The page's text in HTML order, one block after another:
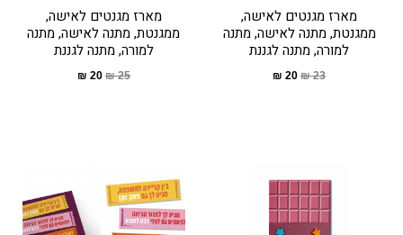
מארז מגנטים לאישה,
ממגנטת, מתנה לאישה, מתנה
למורה, מתנה לגננת
23
₪
20
₪
מארז מגנטים לאישה,
ממגנטת, מתנה לאישה, מתנה
למורה, מתנה לגננת
25
₪
20
₪